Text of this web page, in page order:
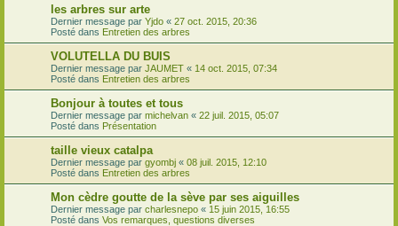
les arbres sur arte
Dernier message par Yjdo « 27 oct. 2015, 20:36
Posté dans Entretien des arbres
VOLUTELLA DU BUIS
Dernier message par JAUMET « 14 oct. 2015, 07:34
Posté dans Entretien des arbres
Bonjour à toutes et tous
Dernier message par michelvan « 22 juil. 2015, 05:07
Posté dans Présentation
taille vieux catalpa
Dernier message par gyombj « 08 juil. 2015, 12:10
Posté dans Entretien des arbres
Mon cèdre goutte de la sève par ses aiguilles
Dernier message par charlesnepo « 15 juin 2015, 16:55
Posté dans Vos remarques, questions diverses